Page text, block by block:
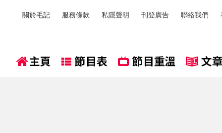
關於毛記 服務條款 私隱聲明 刊登廣告 聯絡我們